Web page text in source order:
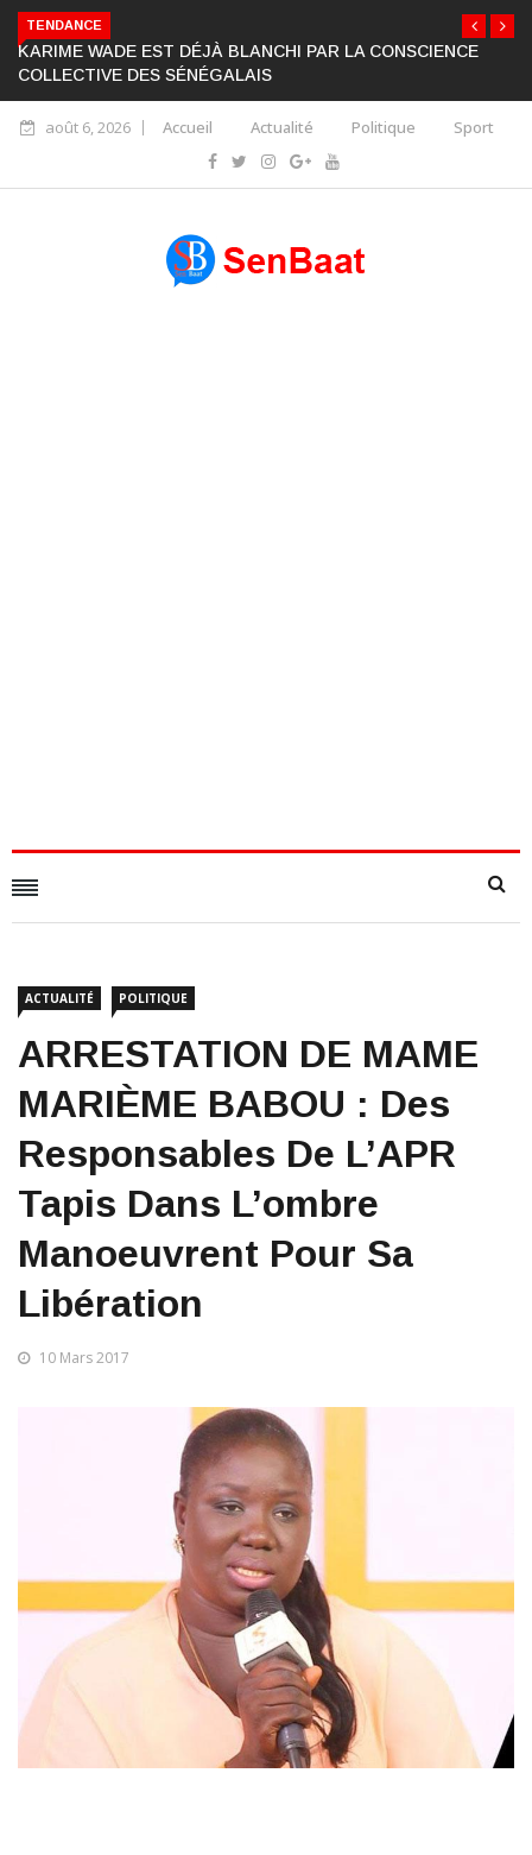
TENDANCE
KARIME WADE EST DÉJÀ BLANCHI PAR LA CONSCIENCE
COLLECTIVE DES SÉNÉGALAIS
août 6, 2026 Accueil Actualité Politique Sport
ACTUALITÉ POLITIQUE
ARRESTATION DE MAME
MARIÈME BABOU : Des
Responsables De L’APR
Tapis Dans L’ombre
Manoeuvrent Pour Sa
Libération
10 Mars 2017